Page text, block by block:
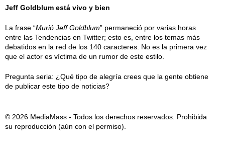
Jeff Goldblum está vivo y bien
La frase “Murió Jeff Goldblum” permaneció por varias horas
entre las Tendencias en Twitter; esto es, entre los temas más
debatidos en la red de los 140 caracteres. No es la primera vez
que el actor es víctima de un rumor de este estilo.
Pregunta seria: ¿Qué tipo de alegría crees que la gente obtiene
de publicar este tipo de noticias?
© 2026 MediaMass - Todos los derechos reservados. Prohibida
su reproducción (aún con el permiso).